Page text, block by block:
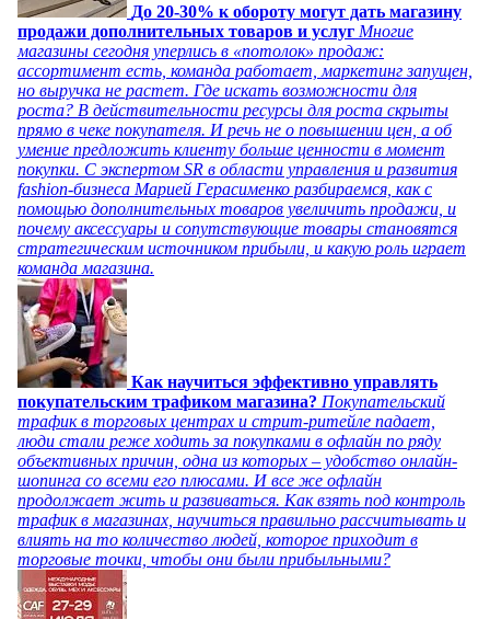
До 20-30% к обороту могут дать магазину
продажи дополнительных товаров и услуг Многие
магазины сегодня уперлись в «потолок» продаж:
ассортимент есть, команда работает, маркетинг запущен,
но выручка не растет. Где искать возможности для
роста? В действительности ресурсы для роста скрыты
прямо в чеке покупателя. И речь не о повышении цен, а об
умение предложить клиенту больше ценности в момент
покупки. С экспертом SR в области управления и развития
fashion-бизнеса Марией Герасименко разбираемся, как с
помощью дополнительных товаров увеличить продажи, и
почему аксессуары и сопутствующие товары становятся
стратегическим источником прибыли, и какую роль играет
команда магазина.
Как научиться эффективно управлять
покупательским трафиком магазина? Покупательский
трафик в торговых центрах и стрит-ритейле падает,
люди стали реже ходить за покупками в офлайн по ряду
объективных причин, одна из которых – удобство онлайн-
шопинга со всеми его плюсами. И все же офлайн
продолжает жить и развиваться. Как взять под контроль
трафик в магазинах, научиться правильно рассчитывать и
влиять на то количество людей, которое приходит в
торговые точки, чтобы они были прибыльными?